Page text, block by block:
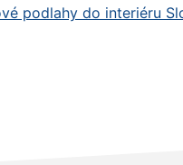
podlahy do interiéru